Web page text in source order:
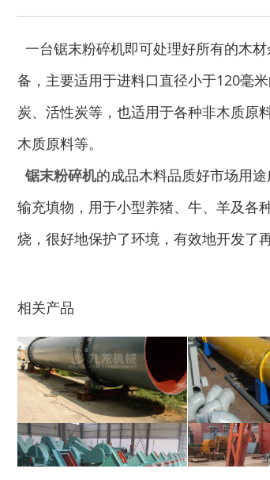
一台锯末粉碎机即可处理好所有的木
备，主要适用于进料口直径小于120毫
炭、活性炭等，也适用于各种非木质原
木质原料等。
锯末粉碎机的成品木料品质好市场用
输充填物，用于小型养猪、牛、羊及各
烧，很好地保护了环境，有效地开发了
相关产品
秸秆沼气处理设备... 废旧
秸秆青贮粉碎机
玉米芯烘干机 牧草